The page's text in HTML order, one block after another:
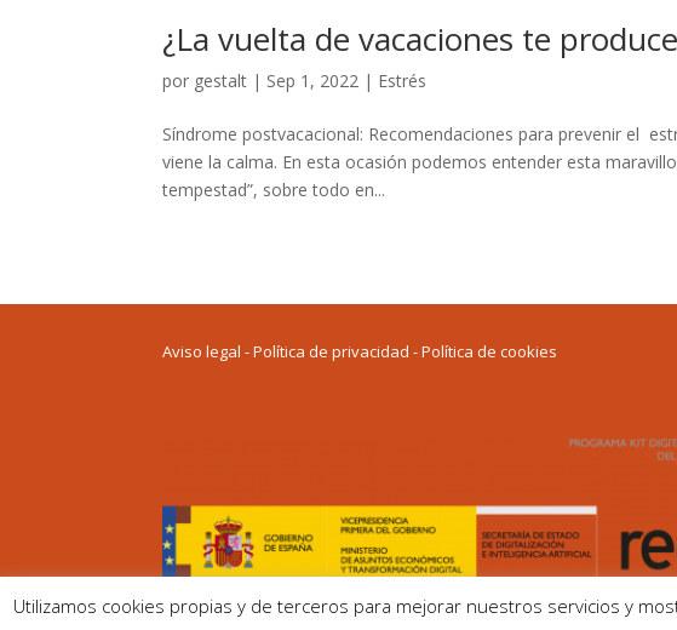
¿La vuelta de vacaciones te
por gestalt | Sep 1, 2022 | Estrés
Síndrome postvacacional: Recomendaciones para prevenir el
viene la calma. En esta ocasión podemos entender esta
tempestad”, sobre todo en...
Aviso legal -Política de privacidad -Política de cookies
Utilizamos cookies propias y de terceros para mejorar nuestros servicios y